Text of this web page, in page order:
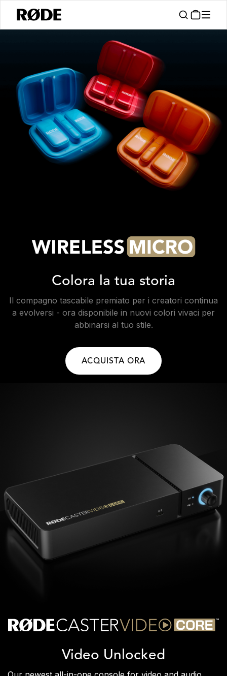
Colora la tua storia
Il compagno tascabile premiato per i creatori continua
a evolversi - ora disponibile in nuovi colori vivaci per
abbinarsi al tuo stile.
ACQUISTA ORA
Video Unlocked